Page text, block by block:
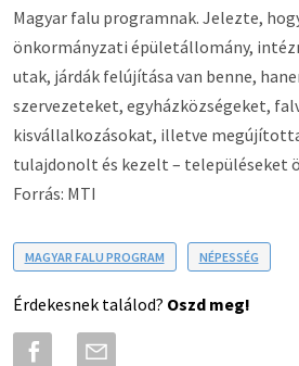
Magyar falu programnak. Jelezte,
önkormányzati épületállomány,
utak, járdák felújítása van benne,
szervezeteket, egyházközségeket,
kisvállalkozásokat, illetve
tulajdonolt és kezelt – településeket
Forrás: MTI
MAGYAR FALU PROGRAM NÉPESSÉG
Érdekesnek találod? Oszd meg!